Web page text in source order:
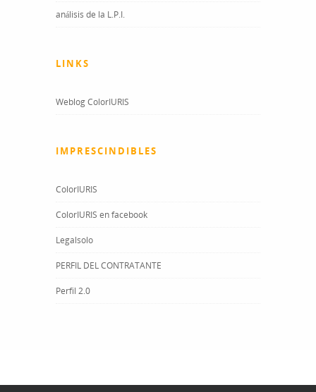
análisis de la L.P.I.
LINKS
Weblog ColorIURIS
IMPRESCINDIBLES
ColorIURIS
ColorIURIS en facebook
Legalsolo
PERFIL DEL CONTRATANTE
Perfil 2.0